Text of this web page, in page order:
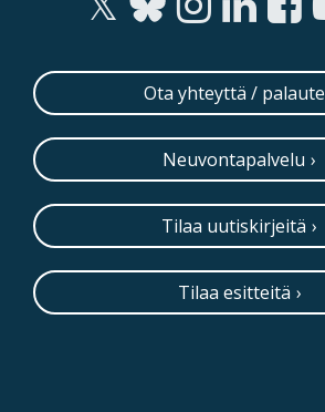
Ota yhteyttä / palaute
Neuvontapalvelu
Tilaa uutiskirjeitä
Tilaa esitteitä